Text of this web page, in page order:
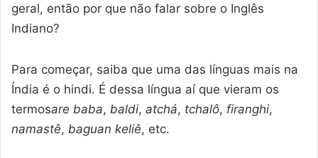
geral, então por que não falar sobre o Inglês
Indiano?
Para começar, saiba que uma das línguas mais na
Índia é o hindi. É dessa língua aí que vieram os
termosare baba, baldi, atchá, tchalô, firanghi,
namastê, baguan keliê, etc.